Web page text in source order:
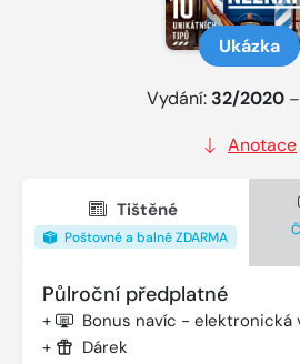
Ukázka
Vydání: 32/2020 –
Anotace
Tištěné
Poštovné a balné ZDARMA
Půlroční předplatné
+ Bonus navíc - elektronická
+ Dárek